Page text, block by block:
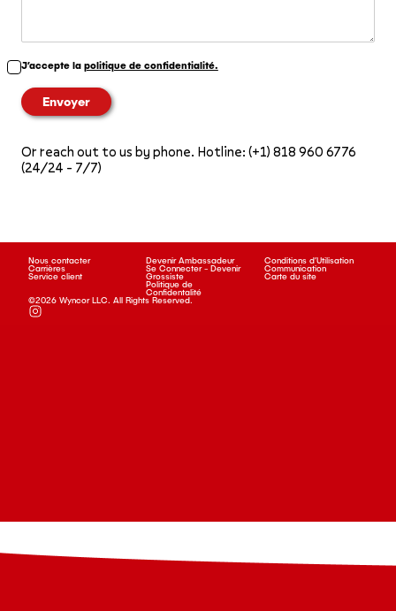
J’accepte la politique de confidentialité.
Or reach out to us by phone. Hotline: (+1) 818 960 6776
(24/24 - 7/7)
Nous contacter
Carrières
Service client
Devenir Ambassadeur
Se Connecter - Devenir
Grossiste
Politique de
Confidentalité
Conditions d’Utilisation
Communication
Carte du site
©2026 Wyncor LLC. All Rights Reserved.